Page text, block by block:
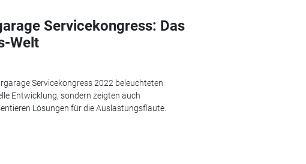
Servicekongress: Das
Welt
Servicekongress 2022 beleuchteten
Entwicklung, sondern zeigten auch
Lösungen für die Auslastungsflaute.